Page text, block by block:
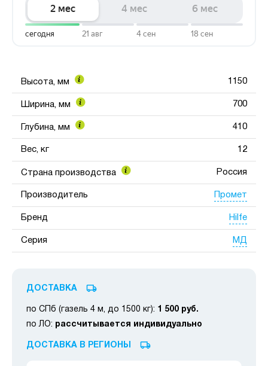
Высота, мм 1150
Ширина, мм 700
Глубина, мм 410
Вес, кг 12
Страна производства Россия
Производитель Промет
Бренд Hilfe
Серия МД
ДОСТАВКА
по СПб (газель 4 м, до 1500 кг): 1 500 руб.
по ЛО: рассчитывается индивидуально
ДОСТАВКА В РЕГИОНЫ